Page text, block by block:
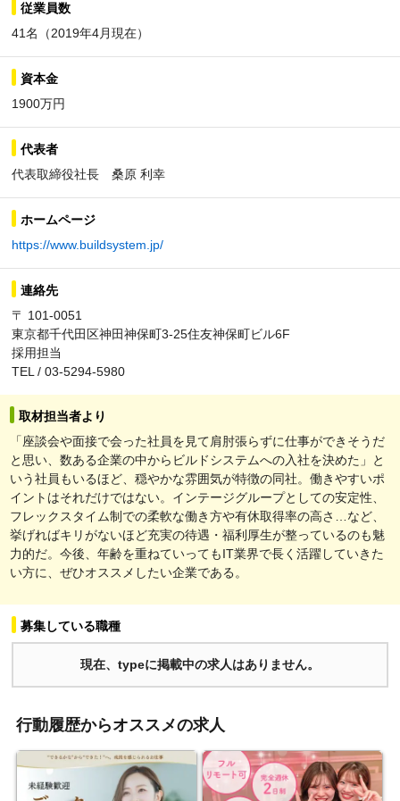
従業員数
41名（2019年4月現在）
資本金
1900万円
代表者
代表取締役社長 桑原 利幸
ホームページ
https://www.buildsystem.jp/
連絡先
〒 101-0051
東京都千代田区神田神保町3-25住友神保町ビル6F
採用担当
TEL / 03-5294-5980
取材担当者より
「座談会や面接で会った社員を見て肩肘張らずに仕事ができそうだ
と思い、数ある企業の中からビルドシステムへの入社を決めた」と
いう社員もいるほど、穏やかな雰囲気が特徴の同社。働きやすいポ
イントはそれだけではない。インテージグループとしての安定性、
フレックスタイム制での柔軟な働き方や有休取得率の高さ…など、
挙げればキリがないほど充実の待遇・福利厚生が整っているのも魅
力的だ。今後、年齢を重ねていってもIT業界で長く活躍していきた
い方に、ぜひオススメしたい企業である。
募集している職種
現在、typeに掲載中の求人はありません。
行動履歴からオススメの求人